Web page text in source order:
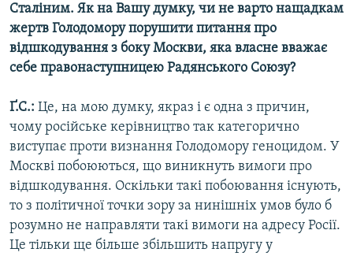
Сталіним. Як на Вашу думку, чи не варто нащадкам
жертв Голодомору порушити питання про
відшкодування з боку Москви, яка власне вважає
себе правонаступницею Радянського Союзу?
Ґ.С.: Це, на мою думку, якраз і є одна з причин,
чому російське керівництво так категорично
виступає проти визнання Голодомору геноцидом. У
Москві побоюються, що виникнуть вимоги про
відшкодування. Оскільки такі побоювання існують,
то з політичної точки зору за нинішніх умов було б
розумно не направляти такі вимоги на адресу Росії.
Це тільки ще більше збільшить напругу у